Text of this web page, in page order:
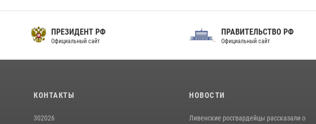
ПРЕЗИДЕНТ РФ
Официальный сайт
ПРАВИТЕЛЬСТВО РФ
Официальный сайт
КОНТАКТЫ
302026
НОВОСТИ
Ливенские росгвардейцы рассказали о